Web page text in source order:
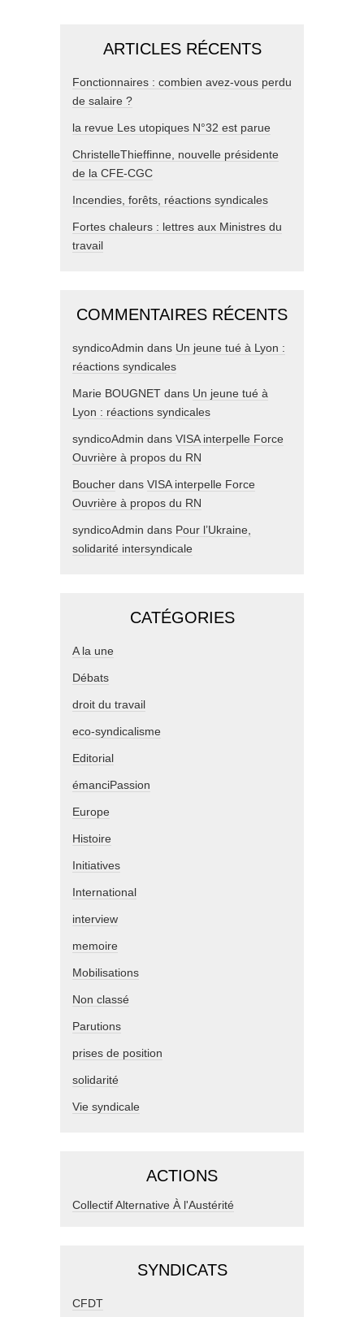
ARTICLES RÉCENTS
Fonctionnaires : combien avez-vous perdu
de salaire ?
la revue Les utopiques N°32 est parue
ChristelleThieffinne, nouvelle présidente
de la CFE-CGC
Incendies, forêts, réactions syndicales
Fortes chaleurs : lettres aux Ministres du
travail
COMMENTAIRES RÉCENTS
syndicoAdmin dans Un jeune tué à Lyon :
réactions syndicales
Marie BOUGNET dans Un jeune tué à
Lyon : réactions syndicales
syndicoAdmin dans VISA interpelle Force
Ouvrière à propos du RN
Boucher dans VISA interpelle Force
Ouvrière à propos du RN
syndicoAdmin dans Pour l’Ukraine,
solidarité intersyndicale
CATÉGORIES
A la une
Débats
droit du travail
eco-syndicalisme
Editorial
émanciPassion
Europe
Histoire
Initiatives
International
interview
memoire
Mobilisations
Non classé
Parutions
prises de position
solidarité
Vie syndicale
ACTIONS
Collectif Alternative À l'Austérité
SYNDICATS
CFDT